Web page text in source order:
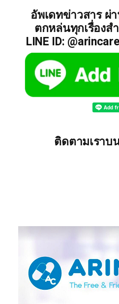
อัพเดทข่าวสาร ผ่
ตกหล่นทุกเรื่องส
LINE ID:
ติดตามเราบ